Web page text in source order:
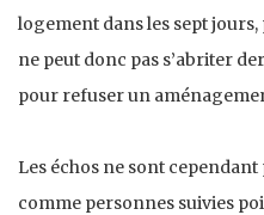
logement dans les sept jours,
ne peut donc pas s’abriter
pour refuser un
Les échos ne sont
comme personnes suivies